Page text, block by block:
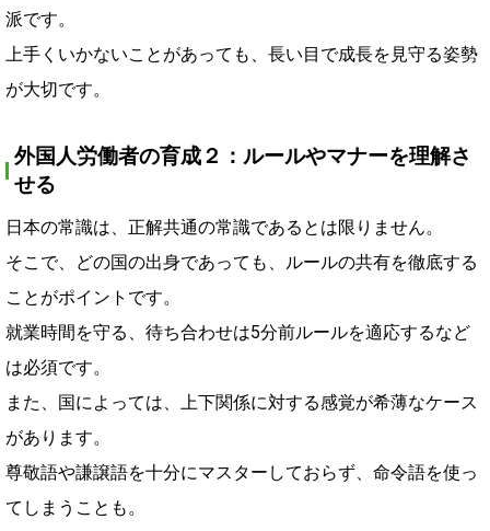
派です。
上手くいかないことがあっても、長い目で成長を見守る姿勢
が大切です。
外国人労働者の育成２：ルールやマナーを理解さ
せる
日本の常識は、正解共通の常識であるとは限りません。
そこで、どの国の出身であっても、ルールの共有を徹底する
ことがポイントです。
就業時間を守る、待ち合わせは5分前ルールを適応するなど
は必須です。
また、国によっては、上下関係に対する感覚が希薄なケース
があります。
尊敬語や謙譲語を十分にマスターしておらず、命令語を使っ
てしまうことも。